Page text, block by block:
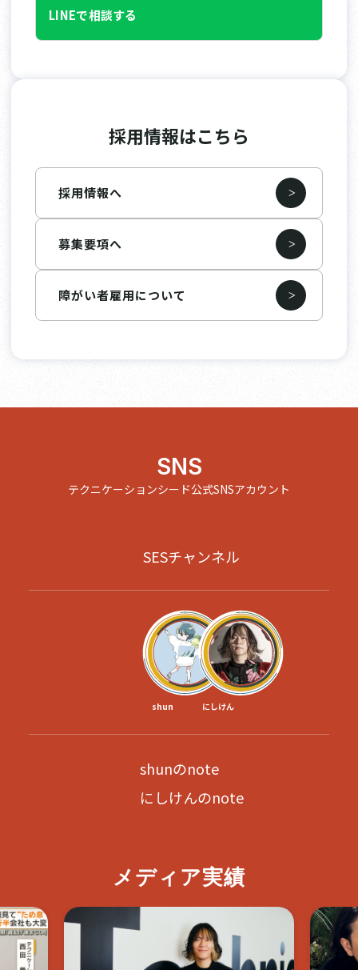
LINEで相談する
採用情報はこちら
採用情報へ
募集要項へ
障がい者雇用について
SNS
テクニケーションシード公式SNSアカウント
SESチャンネル
shun にしけん
shunのnote
にしけんのnote
メディア実績